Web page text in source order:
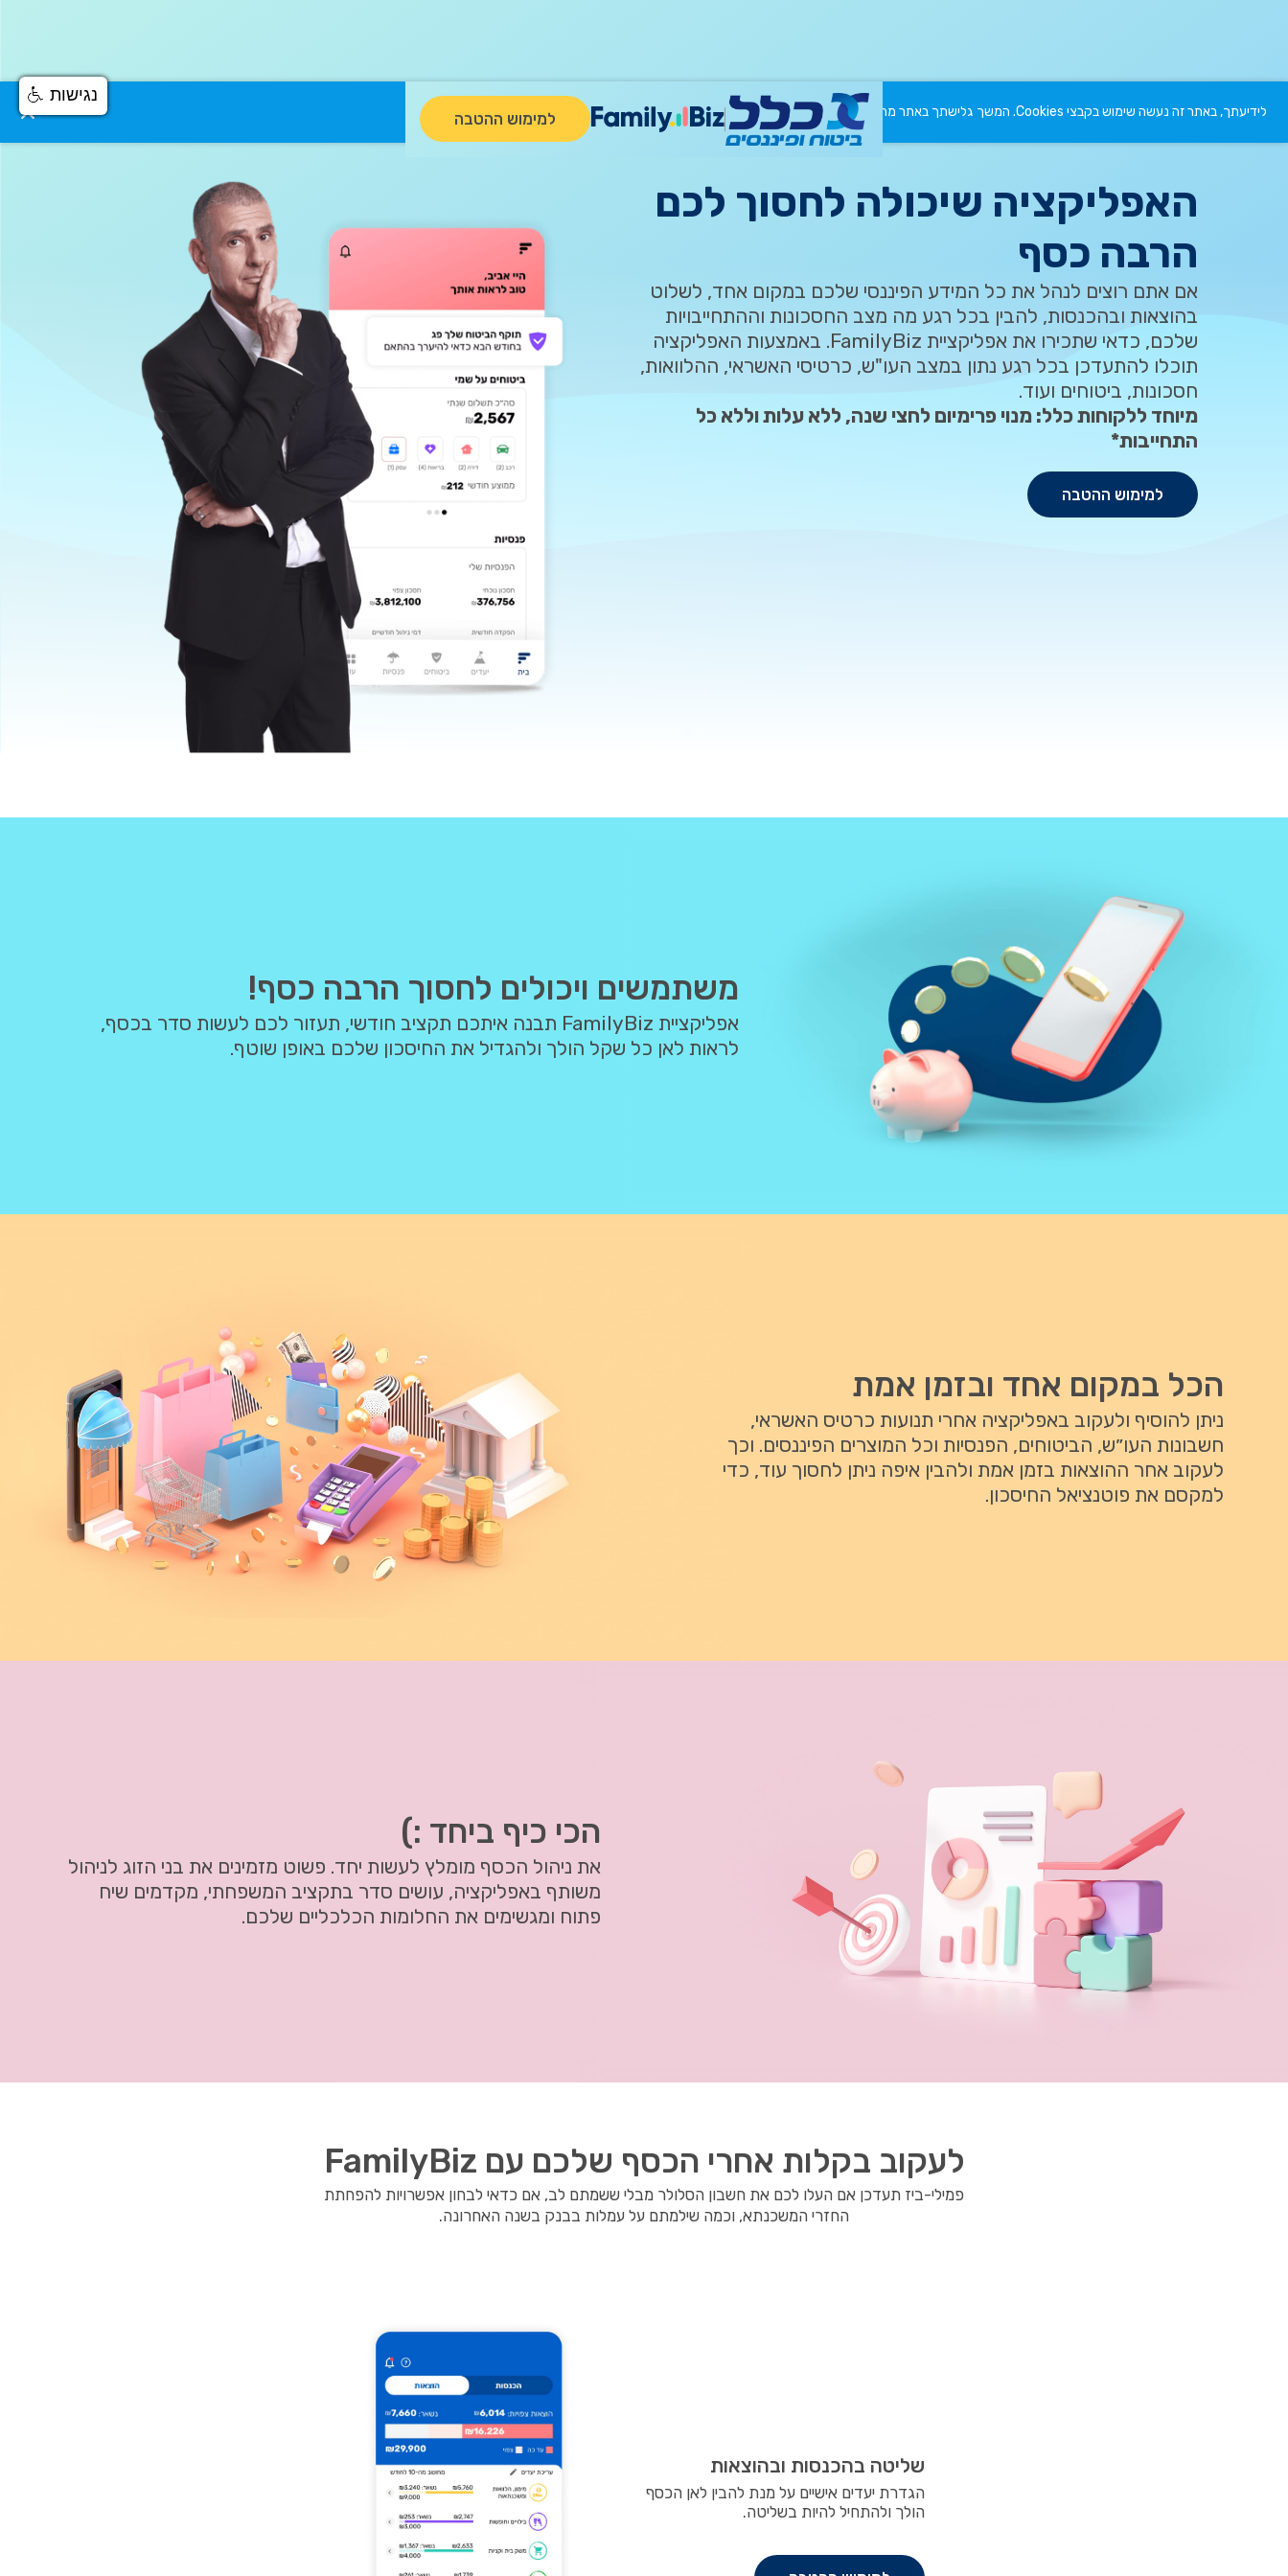
למימוש ההטבה
האפליקציה שיכולה לחסוך לכם
הרבה כסף
אם אתם רוצים לנהל את כל המידע הפיננסי שלכם במקום אחד, לשלוט
בהוצאות ובהכנסות, להבין בכל רגע מה מצב החסכונות וההתחייבויות
שלכם, כדאי שתכירו את אפליקציית FamilyBiz. באמצעות האפליקציה
תוכלו להתעדכן בכל רגע נתון במצב העו"ש, כרטיסי האשראי, ההלוואות,
חסכונות, ביטוחים ועוד.
מיוחד ללקוחות כלל: מנוי פרימיום לחצי שנה, ללא עלות וללא כל
התחייבות*
למימוש ההטבה
לידיעתך, באתר זה נעשה שימוש בקבצי Cookies. המשך גלישתך באתר מהווה הסכמה לשימוש זה. למידע נוסף ניתן לעיין ב מדיניות הפרטיות.
משתמשים ויכולים לחסוך הרבה כסף!
אפליקציית FamilyBiz תבנה איתכם תקציב חודשי, תעזור לכם לעשות סדר בכסף,
לראות לאן כל שקל הולך ולהגדיל את החיסכון שלכם באופן שוטף.
הכל במקום אחד ובזמן אמת
ניתן להוסיף ולעקוב באפליקציה אחרי תנועות כרטיס האשראי,
חשבונות העו״ש, הביטוחים, הפנסיות וכל המוצרים הפיננסים. וכך
לעקוב אחר ההוצאות בזמן אמת ולהבין איפה ניתן לחסוך עוד, כדי
למקסם את פוטנציאל החיסכון.
הכי כיף ביחד :)
את ניהול הכסף מומלץ לעשות יחד. פשוט מזמינים את בני הזוג לניהול
משותף באפליקציה, עושים סדר בתקציב המשפחתי, מקדמים שיח
פתוח ומגשימים את החלומות הכלכליים שלכם.
לעקוב בקלות אחרי הכסף שלכם עם FamilyBiz
פמילי-ביז תעדכן אם העלו לכם את חשבון הסלולר מבלי ששמתם לב, אם כדאי לבחון אפשרויות להפחתת
החזרי המשכנתא, וכמה שילמתם על עמלות בבנק בשנה האחרונה.
שליטה בהכנסות ובהוצאות
הגדרת יעדים אישיים על מנת להבין לאן הכסף
הולך ולהתחיל להיות בשליטה.
נגישות